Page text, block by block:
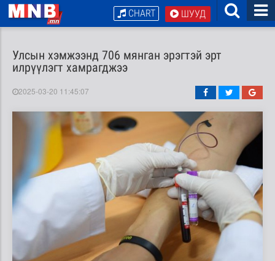
ШУУД
CHART
Улсын хэмжээнд 706 мянган эрэгтэй эрт
илрүүлэгт хамрагджээ
2025-03-20 11:45:07